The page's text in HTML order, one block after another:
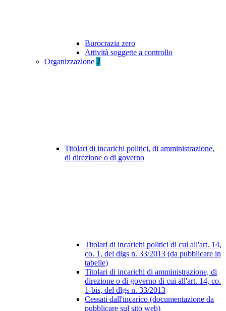
Burocrazia zero
Attività soggette a controllo
Organizzazione 2
Titolari di incarichi politici, di amministrazione,
di direzione o di governo
Titolari di incarichi politici di cui all'art. 14,
co. 1, del dlgs n. 33/2013 (da pubblicare in
tabelle)
Titolari di incarichi di amministrazione, di
direzione o di governo di cui all'art. 14, co.
1-bis, del dlgs n. 33/2013
Cessati dall'incarico (documentazione da
pubblicare sul sito web)